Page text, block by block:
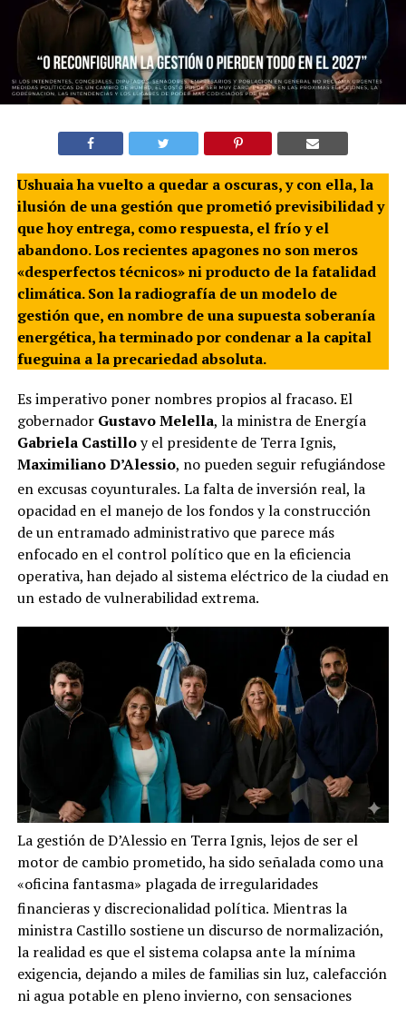
Ushuaia ha vuelto a quedar a oscuras, y con ella, la
ilusión de una gestión que prometió previsibilidad y
que hoy entrega, como respuesta, el frío y el
abandono. Los recientes apagones no son meros
«desperfectos técnicos» ni producto de la fatalidad
climática. Son la radiografía de un modelo de
gestión que, en nombre de una supuesta soberanía
energética, ha terminado por condenar a la capital
fueguina a la precariedad absoluta.
Es imperativo poner nombres propios al fracaso. El
gobernador Gustavo Melella, la ministra de Energía
Gabriela Castilloy el presidente de Terra Ignis,
Maximiliano D’Alessio, no pueden seguir refugiándose
en excusas coyunturales. La falta de inversión real, la
opacidad en el manejo de los fondos y la construcción
de un entramado administrativo que parece más
enfocado en el control político que en la eficiencia
operativa, han dejado al sistema eléctrico de la ciudad en
un estado de vulnerabilidad extrema.
La gestión de D’Alessio en Terra Ignis, lejos de ser el
motor de cambio prometido, ha sido señalada como una
«oficina fantasma» plagada de irregularidades
financieras y discrecionalidad política. Mientras la
ministra Castillo sostiene un discurso de normalización,
la realidad es que el sistema colapsa ante la mínima
exigencia, dejando a miles de familias sin luz, calefacción
ni agua potable en pleno invierno, con sensaciones